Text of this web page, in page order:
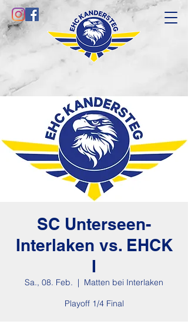
SC Unterseen-
Interlaken vs. EHCK
I
Sa., 08. Feb.
  |
Matten bei Interlaken
Playoff 1/4 Final